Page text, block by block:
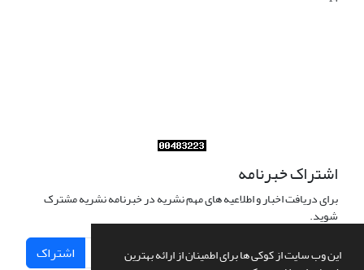
این وب سایت از کوکی ها برای اطمینان از ارائه بهترین
اشتراک خبرنامه
برای دریافت اخبار و اطلاعیه های مهم نشریه در خبرنامه نشریه مشترک
شوید.
اشتراک